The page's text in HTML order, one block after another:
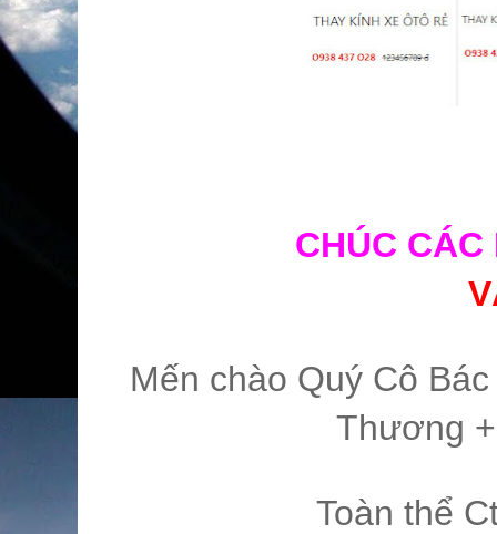
CHÚC
Mến chào Quý Cô
Thương
Toàn thể